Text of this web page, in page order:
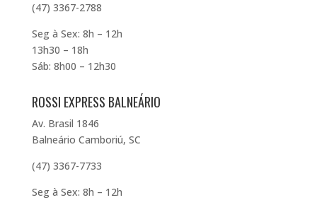
(47) 3367-2788
Seg à Sex: 8h – 12h
13h30 – 18h
Sáb: 8h00 – 12h30
ROSSI EXPRESS BALNEÁRIO
Av. Brasil 1846
Balneário Camboriú, SC
(47) 3367-7733
Seg à Sex: 8h – 12h